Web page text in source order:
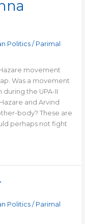
Politics/ Parimal
movement
Was a movement
the UPA-II
and Arvind
body? These are
perhaps not fight
Politics/ Parimal